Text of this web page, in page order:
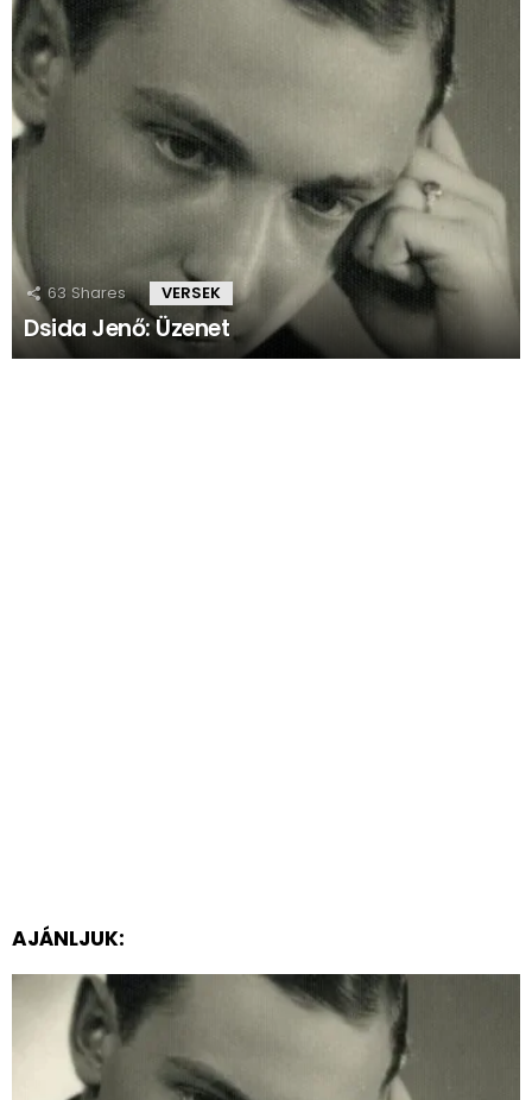
63 Shares VERSEK
Dsida Jenő: Üzenet
AJÁNLJUK: